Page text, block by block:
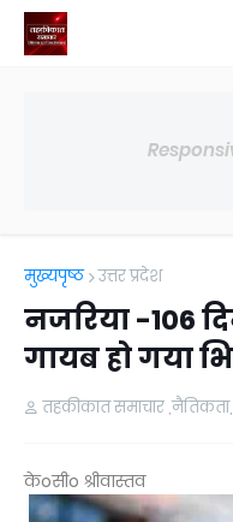
मुख्यपृष्ठ उत्तर प्रदेश
नजरिया -106
गायब हो गया
तहकीकात समाचार ,नैतिकता,
केoसीo श्रीवास्तव